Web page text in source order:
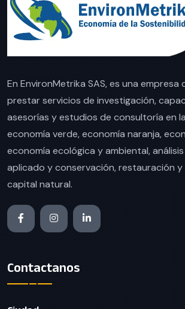
En EnvironMetrika SAS, es una empresa
prestar servicios de investigación,
asesorías y estudios de consultoría en
economía verde, economía naranja,
economía ecológica y ambiental,
aplicado y conservación, restauración
capital natural.
Contactanos